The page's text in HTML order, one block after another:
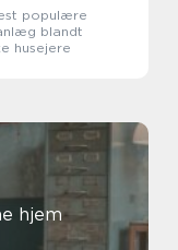
populære
blandt
husejere
hjem